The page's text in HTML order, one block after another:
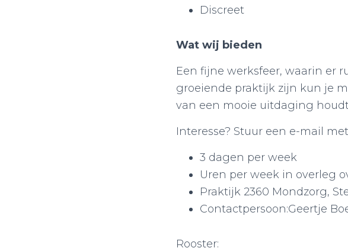
Discreet
Wat wij bieden
Een fijne werksfeer, waarin er
groeiende praktijk zijn kun je
van een mooie uitdaging
Interesse? Stuur een e-mail
3 dagen per week
Uren per week in overleg
Praktijk 2360 Mondzorg,
Contactpersoon:Geertje
Rooster: